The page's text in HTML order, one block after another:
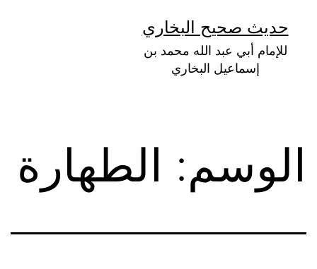
المحتوى
حديث صحيح البخاري
للإمام أبي عبد الله محمد بن
إسماعيل البخاري
الوسم: الطهارة